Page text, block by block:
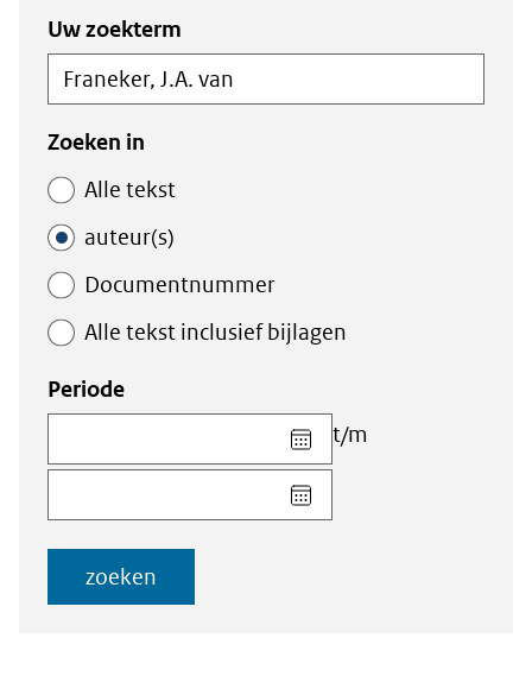
Zoeken
in
de
index
Zoeken
binnen
de
index
Uw zoekterm
Zoeken in
Alle tekst
auteur(s)
Documentnummer
Alle tekst inclusief bijlagen
Periode
Kies
datum
voor
veld
t/m
Kies
datum
zoeken